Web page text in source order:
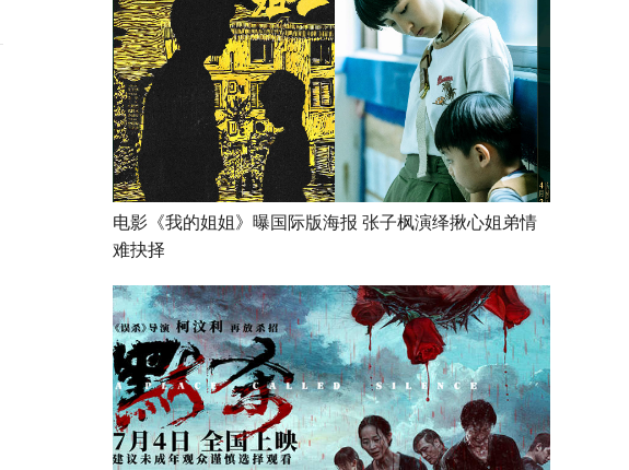
电影《我的姐姐》曝国际版海报 张子枫演绎揪心姐弟情
难抉择